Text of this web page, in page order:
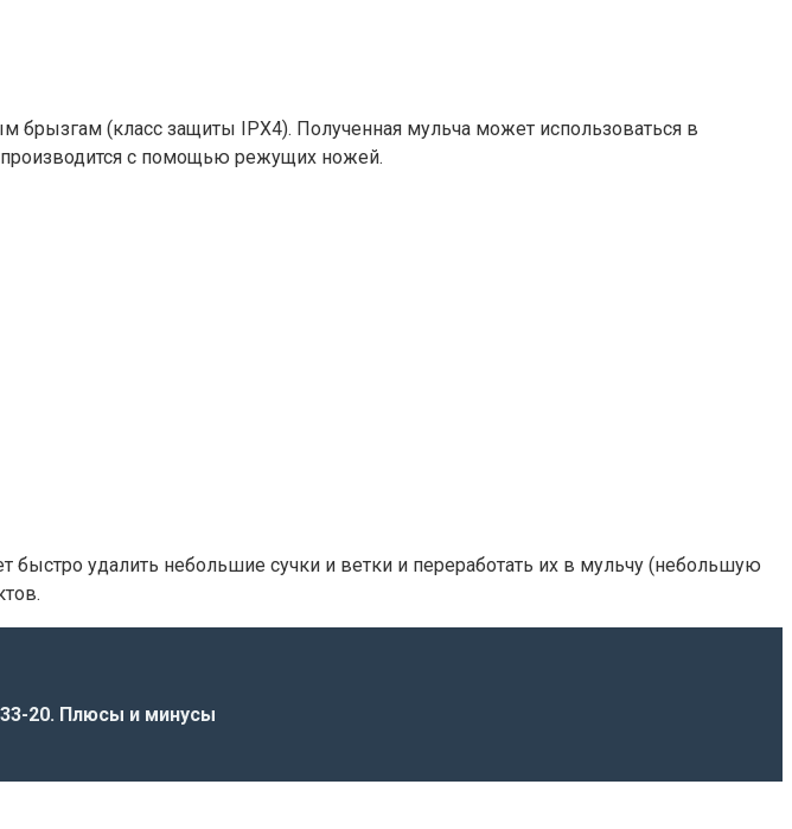
брызгам (класс защиты IPX4). Полученная мульча может использоваться в
производится с помощью режущих ножей.
удалить небольшие сучки и ветки и переработать их в мульчу (небольшую
20. Плюсы и минусы